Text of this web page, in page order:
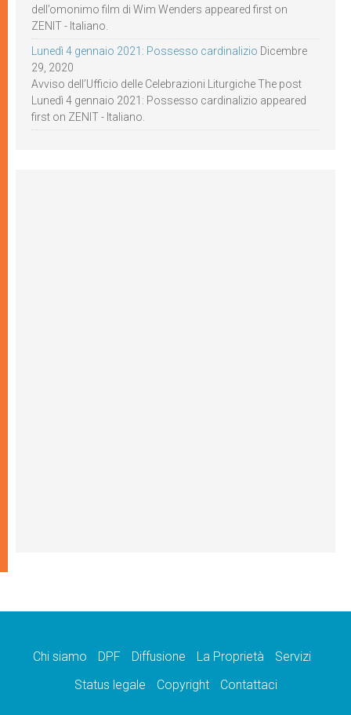
dell’omonimo film di Wim Wenders appeared first on
ZENIT - Italiano.
Lunedì 4 gennaio 2021: Possesso cardinalizio Dicembre
29, 2020
Avviso dell’Ufficio delle Celebrazioni Liturgiche The post
Lunedì 4 gennaio 2021: Possesso cardinalizio appeared
first on ZENIT - Italiano.
Chi siamo DPF Diffusione La Proprietà
Servizi
Status legale
Copyright Contattaci